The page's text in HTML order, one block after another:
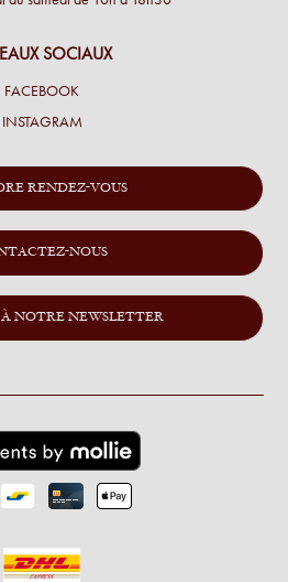
SOCIAUX
FACEBOOK
INSTAGRAM
RENDEZ-VOUS
NOUS
NOTRE NEWSLETTER